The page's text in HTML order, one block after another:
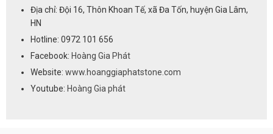
Địa chỉ: Đội 16, Thôn Khoan Tế, xã Đa Tốn, huyện Gia Lâm,
HN
Hotline: 0972 101 656
Facebook: Hoàng Gia Phát
Website: www.hoanggiaphatstone.com
Youtube: Hoàng Gia phát